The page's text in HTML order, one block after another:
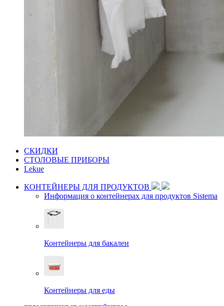
СКИДКИ
СТОЛОВЫЕ ПРИБОРЫ
Lekue
КОНТЕЙНЕРЫ ДЛЯ ПРОДУКТОВ
Информация о контейнерах для продуктов Sistema
Контейнеры для бакалеи
Контейнеры для еды